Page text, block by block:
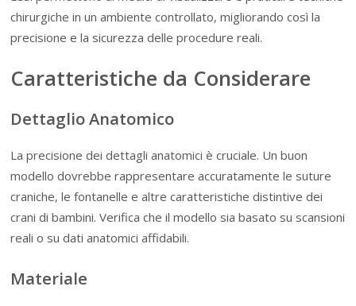
chirurgiche in un ambiente controllato, migliorando così la
precisione e la sicurezza delle procedure reali.
Caratteristiche da Considerare
Dettaglio Anatomico
La precisione dei dettagli anatomici è cruciale. Un buon
modello dovrebbe rappresentare accuratamente le suture
craniche, le fontanelle e altre caratteristiche distintive dei
crani di bambini. Verifica che il modello sia basato su scansioni
reali o su dati anatomici affidabili.
Materiale